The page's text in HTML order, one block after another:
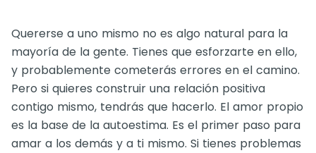
Quererse a uno mismo no es algo natural para la
mayoría de la gente. Tienes que esforzarte en ello,
y probablemente cometerás errores en el camino.
Pero si quieres construir una relación positiva
contigo mismo, tendrás que hacerlo. El amor propio
es la base de la autoestima. Es el primer paso para
amar a los demás y a ti mismo. Si tienes problemas